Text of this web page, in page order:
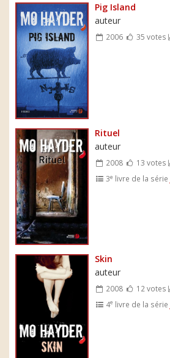
Pig Island
auteur
2006 35 votes
Rituel
auteur
2008 13 votes
3e livre de la série
Skin
auteur
2008 12 votes
4e livre de la série